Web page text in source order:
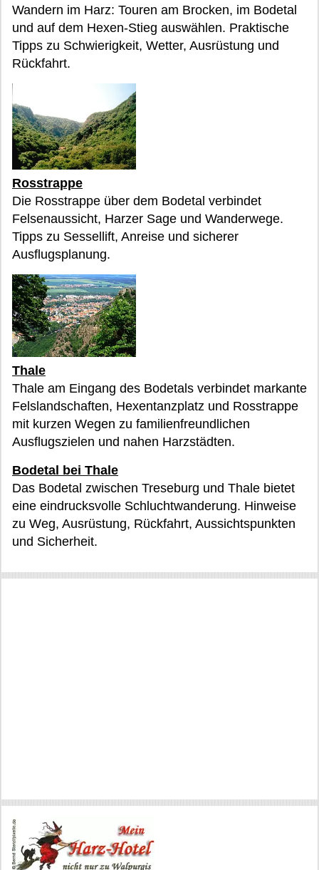
Wandern im Harz: Touren am Brocken, im Bodetal
und auf dem Hexen-Stieg auswählen. Praktische
Tipps zu Schwierigkeit, Wetter, Ausrüstung und
Rückfahrt.
Rosstrappe
Die Rosstrappe über dem Bodetal verbindet
Felsenaussicht, Harzer Sage und Wanderwege.
Tipps zu Sessellift, Anreise und sicherer
Ausflugsplanung.
Thale
Thale am Eingang des Bodetals verbindet markante
Felslandschaften, Hexentanzplatz und Rosstrappe
mit kurzen Wegen zu familienfreundlichen
Ausflugszielen und nahen Harzstädten.
Bodetal bei Thale
Das Bodetal zwischen Treseburg und Thale bietet
eine eindrucksvolle Schluchtwanderung. Hinweise
zu Weg, Ausrüstung, Rückfahrt, Aussichtspunkten
und Sicherheit.